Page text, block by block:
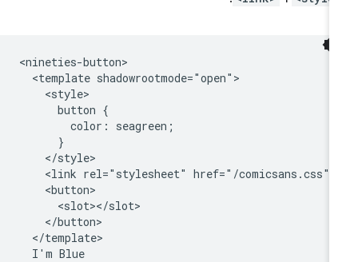
<nineties-button>
  <template shadowrootmode="open">
    <style>
      button {
        color: seagreen;
      }
    </style>
<link rel="stylesheet" href="/comicsans.css"
    <button>
      <slot></slot>
    </button>
  </template>
  I'm Blue